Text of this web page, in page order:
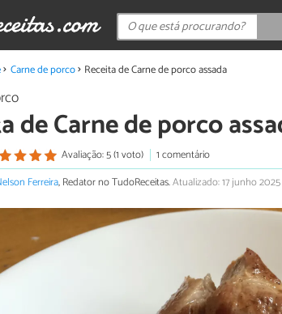
Carne de porco Receita de Carne de porco assada
de Carne de porco
Avaliação: 5 (1 voto)
1 comentário
Ferreira, Redator no TudoReceitas.Atualizado: 17 junho 2025